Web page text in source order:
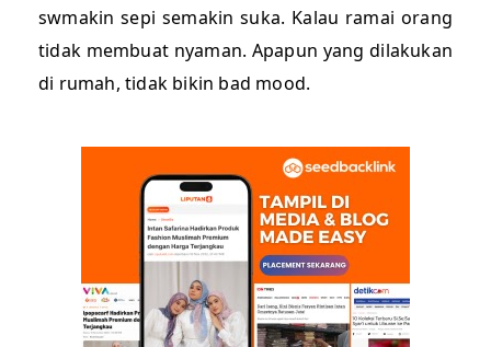
swmakin sepi semakin suka. Kalau ramai orang
tidak membuat nyaman. Apapun yang dilakukan
di rumah, tidak bikin bad mood.